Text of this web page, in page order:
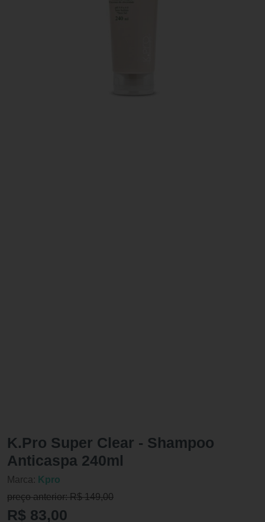
K.Pro Super Clear - Shampoo
Anticaspa 240ml
Marca: Kpro
preço anterior: R$ 149,00
R$ 83,00